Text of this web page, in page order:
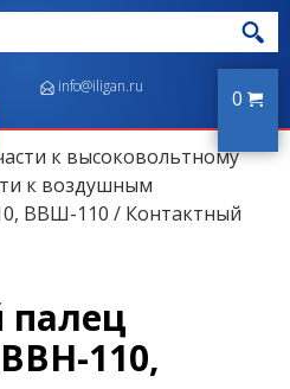
info@iligan.ru 0
к высоковольтному
к воздушным
ВВШ-110 / Контактный
палец
110,